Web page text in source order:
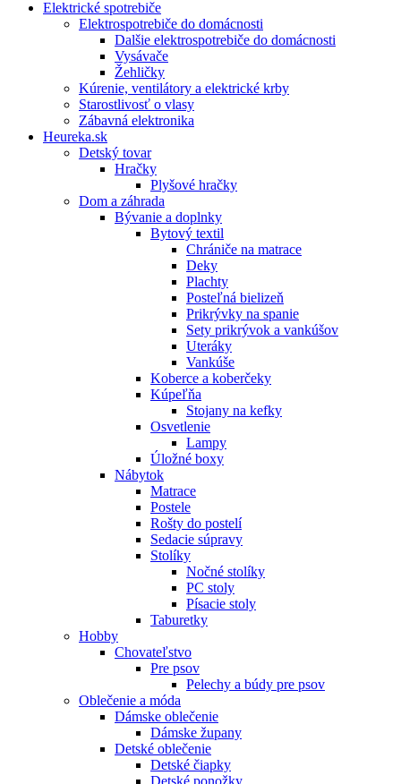
Elektrické spotrebiče
Elektrospotrebiče do domácnosti
Dalšie elektrospotrebiče do domácnosti
Vysávače
Žehličky
Kúrenie, ventilátory a elektrické krby
Starostlivosť o vlasy
Zábavná elektronika
Heureka.sk
Detský tovar
Hračky
Plyšové hračky
Dom a záhrada
Bývanie a doplnky
Bytový textil
Chrániče na matrace
Deky
Plachty
Posteľná bielizeň
Prikrývky na spanie
Sety prikrývok a vankúšov
Uteráky
Vankúše
Koberce a koberčeky
Kúpeľňa
Stojany na kefky
Osvetlenie
Lampy
Úložné boxy
Nábytok
Matrace
Postele
Rošty do postelí
Sedacie súpravy
Stolíky
Nočné stolíky
PC stoly
Písacie stoly
Taburetky
Hobby
Chovateľstvo
Pre psov
Pelechy a búdy pre psov
Oblečenie a móda
Dámske oblečenie
Dámske župany
Detské oblečenie
Detské čiapky
Detské ponožky